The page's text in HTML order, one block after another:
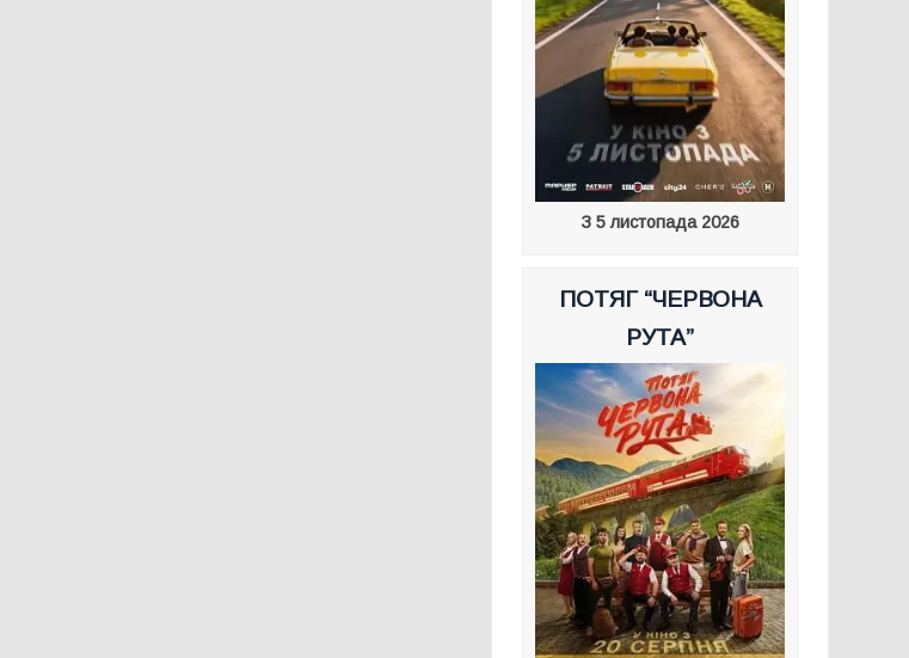
З 5 листопада 2026
ПОТЯГ “ЧЕРВОНА
РУТА”